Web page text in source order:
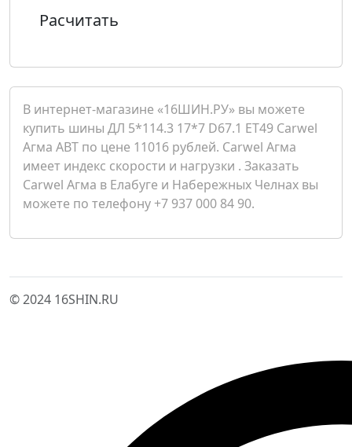
Расчитать
В интернет-магазине «16ШИН.РУ» вы можете
купить шины ДЛ 5*114.3 17*7 D67.1 ET49 Carwel
Агма ABT по цене 11016 рублей. Carwel Агма
имеет индекс скорости и нагрузки . Заказать
Carwel Агма в Елабуге и Набережных Челнах вы
можете по телефону +7 937 000 84 90.
© 2024 16SHIN.RU